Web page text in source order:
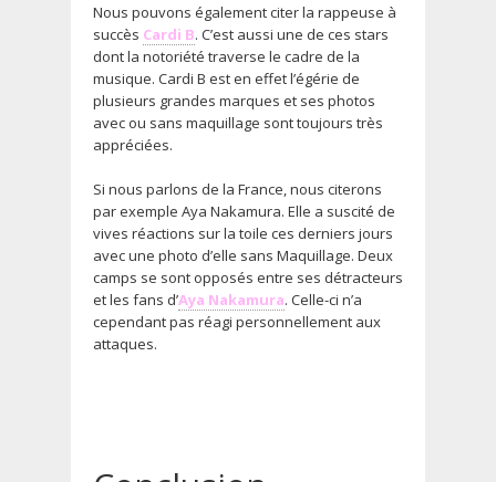
Nous pouvons également citer la rappeuse à
succès Cardi B. C’est aussi une de ces stars
dont la notoriété traverse le cadre de la
musique. Cardi B est en effet l’égérie de
plusieurs grandes marques et ses photos
avec ou sans maquillage sont toujours très
appréciées.
Si nous parlons de la France, nous citerons
par exemple Aya Nakamura. Elle a suscité de
vives réactions sur la toile ces derniers jours
avec une photo d’elle sans Maquillage. Deux
camps se sont opposés entre ses détracteurs
et les fans d’Aya Nakamura. Celle-ci n’a
cependant pas réagi personnellement aux
attaques.